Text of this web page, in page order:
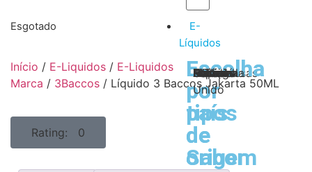
E-
Líquidos
Escolha
por
tipos
de
Sabor
Tabaco
Frutas
Bebidas
Frescos
Sobremesas
Escolha
por
país
de
origem
Portugal
Alemanha
USA
Reino
Unido
Canadá
França
Malásia
Filipinas
Espanha
Polónia
Grécia
Esgotado
Início / E-Liquidos / E-Liquidos
Marca / 3Baccos / Líquido 3 Baccos Jakarta 50ML
Rating: 0